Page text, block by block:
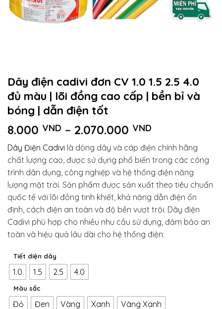
Dây điện cadivi đơn CV 1.0 1.5 2.5 4.0
đủ màu | lõi đồng cao cấp | bền bỉ và
bóng | dẫn điện tốt
8.000 VND – 2.070.000 VND
giá:
từ
8.000 VND
đến
2.070.000
Dây Điện Cadivi là dòng dây và cáp điện chính hãng
chất lượng cao, được sử dụng phổ biến trong các công
trình dân dụng, công nghiệp và hệ thống điện năng
lượng mặt trời. Sản phẩm được sản xuất theo tiêu chuẩn
quốc tế với lõi đồng tinh khiết, khả năng dẫn điện ổn
định, cách điện an toàn và độ bền vượt trội. Dây điện
Cadivi phù hợp cho nhiều nhu cầu sử dụng, đảm bảo an
toàn và hiệu quả lâu dài cho hệ thống điện.
Tiết diện dây
1.0 1.5 2.5 4.0
Màu sắc
Đỏ Đen Vàng Xanh Vàng Xanh